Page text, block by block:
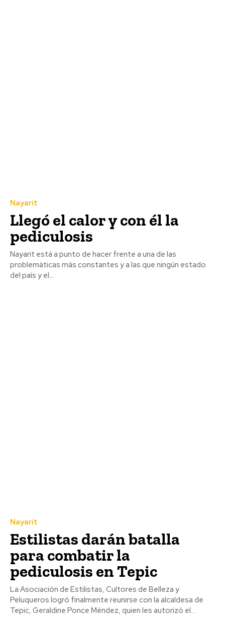
Nayarit
Llegó el calor y con él la
pediculosis
Nayarit está a punto de hacer frente a una de las
problemáticas más constantes y a las que ningún estado
del país y el...
Nayarit
Estilistas darán batalla
para combatir la
pediculosis en Tepic
La Asociación de Estilistas, Cultores de Belleza y
Peluqueros logró finalmente reunirse con la alcaldesa de
Tepic, Geraldine Ponce Méndez, quien les autorizó el...